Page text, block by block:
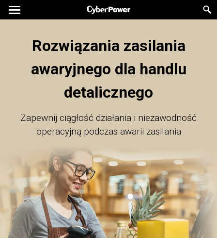
Rozwiązania zasilania
awaryjnego dla handlu
detalicznego
Zapewnij ciągłość działania i niezawodność
operacyjną podczas awarii zasilania